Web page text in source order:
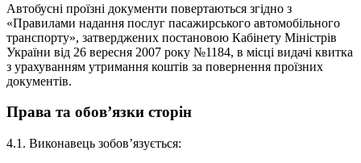
Автобусні проїзні документи повертаються згідно з
«Правилами надання послуг пасажирського автомобільного
транспорту», затверджених постановою Кабінету Міністрів
України від 26 вересня 2007 року №1184, в місці видачі квитка
з урахуванням утримання коштів за повернення проїзних
документів.
Права та обов’язки сторін
4.1. Виконавець зобов’язується: